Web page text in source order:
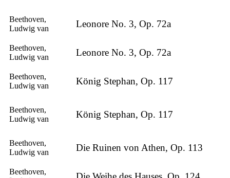
Beethoven,
Ludwig van
Leonore No. 3, Op. 72a
Beethoven,
Ludwig van
Leonore No. 3, Op. 72a
Beethoven,
Ludwig van
König Stephan, Op. 117
Beethoven,
Ludwig van
König Stephan, Op. 117
Beethoven,
Ludwig van
Die Ruinen von Athen, Op. 113
Beethoven,